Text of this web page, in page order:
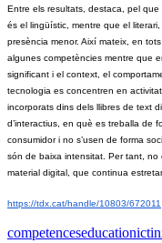
Entre els resultats, destaca, pel
és el lingüístic, mentre que el
presència menor. Així mateix, en
algunes competències mentre que
significant i el context, el
tecnologia es concentren en
incorporats dins dels llibres de text
d’interactius, en què es treballa de
consumidor i no s’usen de forma
són de baixa intensitat. Per tant, no
material digital, que continua
https://tdx.cat/handle/10803/672011
competenceseducationict